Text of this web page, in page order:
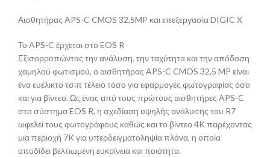
Αισθητήρας APS-C CMOS 32,5MP και επεξεργασία DIGIC X
Το APS-C έρχεται στο EOS R
Εξισορροπώντας την ανάλυση, την ταχύτητα και την απόδοση
χαμηλού φωτισμού, ο αισθητήρας APS-C CMOS 32,5 MP είναι
ένα ευέλικτο τσιπ τέλειο τόσο για εφαρμογές φωτογραφίας όσο
και για βίντεο. Ως ένας από τους πρώτους αισθητήρες APS-C
στο σύστημα EOS R, η σχεδίαση υψηλής ανάλυσης του R7
ωφελεί τους φωτογράφους καθώς και το βίντεο 4K παρέχοντας
μια περιοχή 7K για υπερδειγματοληψία πλάνα, η οποία
αποδίδει βελτιωμένη ευκρίνεια και ποιότητα.